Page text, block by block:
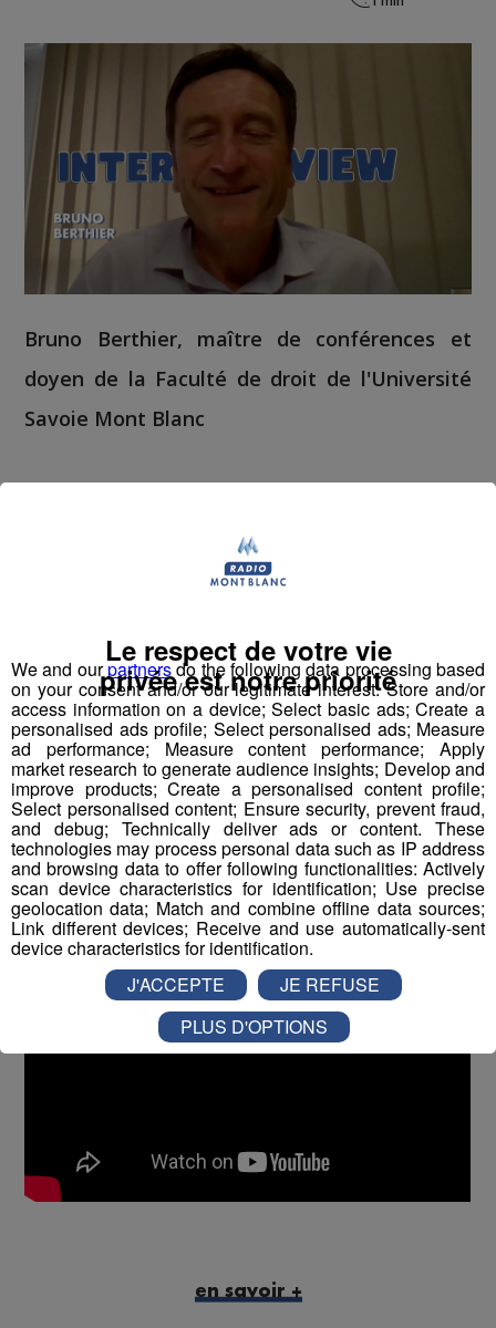
Bruno Berthier, maître de conférences et
doyen de la Faculté de droit de l'Université
Savoie Mont Blanc
tradition démocratique chrétienne qui est assez étanche
au rassemblement national."
Faculté de droit de l'Université Savoie Mont Blanc, était
notre invité pour analyser les résultats savoyards et
haut-savoyards des élections législatives.
en savoir +
We and ourpartnersdo the following data processing based
on your consent and/or our legitimate interest: Store and/or
access information on a device; Select basic ads; Create a
personalised ads profile; Select personalised ads; Measure
ad performance; Measure content performance; Apply
market research to generate audience insights; Develop and
improve products; Create a personalised content profile;
Select personalised content; Ensure security, prevent fraud,
and debug; Technically deliver ads or content. These
technologies may process personal data such as IP address
and browsing data to offer following functionalities: Actively
scan device characteristics for identification; Use precise
geolocation data; Match and combine offline data sources;
Link different devices; Receive and use automatically-sent
device characteristics for identification.
Le respect de votre vie
privée est notre priorité
J'ACCEPTE
JE REFUSE
PLUS D'OPTIONS